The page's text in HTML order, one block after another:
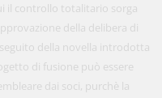
il controllo totalitario sorga
della delibera di
della novella introdotta
di fusione può essere
dai soci, purchè la